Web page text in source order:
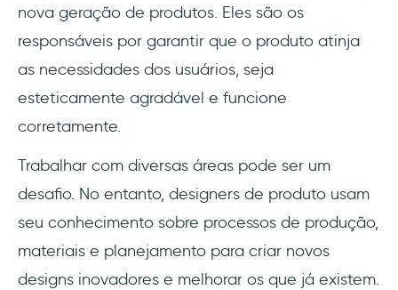
nova geração de produtos. Eles são os
responsáveis por garantir que o produto atinja
as necessidades dos usuários, seja
esteticamente agradável e funcione
corretamente.
Trabalhar com diversas áreas pode ser um
desafio. No entanto, designers de produto usam
seu conhecimento sobre processos de produção,
materiais e planejamento para criar novos
designs inovadores e melhorar os que já existem.